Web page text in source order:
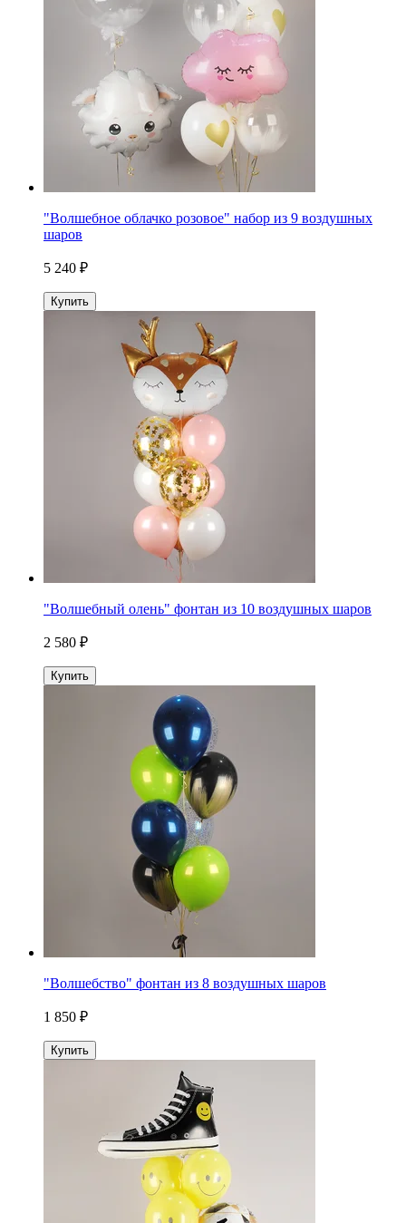
"Волшебное облачко розовое" набор из 9 воздушных
шаров
5 240 ₽
Купить
"Волшебный олень" фонтан из 10 воздушных шаров
2 580 ₽
Купить
"Волшебство" фонтан из 8 воздушных шаров
1 850 ₽
Купить